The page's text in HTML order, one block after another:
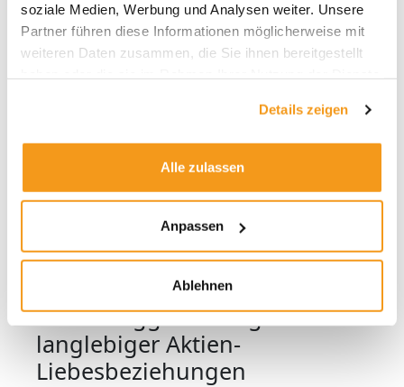
soziale Medien, Werbung und Analysen weiter. Unsere
Partner führen diese Informationen möglicherweise mit
weiteren Daten zusammen, die Sie ihnen bereitgestellt
Details zeigen
Alle zulassen
Anpassen
Ablehnen
Fünftens: Monetarisierung versus
Nutzererlebnis – der klassische Zielkonflikt
digitaler Plattformen. Wenn man zu aggressiv
monetarisiert, etwa durch stärkere Paywalls
oder künstliche Verknappung, sinkt die
man hingegen zu viel freigibt, leidet kurzfristig
der Umsatz. Dieser Balanceakt ist bei Dating-
Apps besonders sensibel, weil der
ist. Genau hier entscheidet sich, ob ein Produkt-
Relaunch tatsächlich strukturelle Verbesserung
bringt – oder nur kosmetische Änderungen.
Tiefe Burggräben – garant
langlebiger Aktien-
Liebesbeziehungen